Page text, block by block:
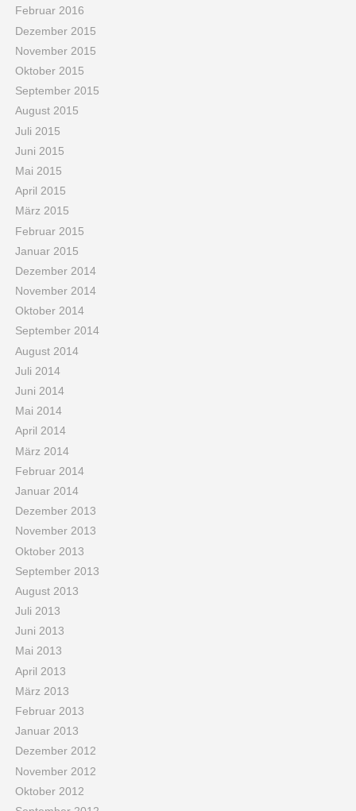
Februar 2016
Dezember 2015
November 2015
Oktober 2015
September 2015
August 2015
Juli 2015
Juni 2015
Mai 2015
April 2015
März 2015
Februar 2015
Januar 2015
Dezember 2014
November 2014
Oktober 2014
September 2014
August 2014
Juli 2014
Juni 2014
Mai 2014
April 2014
März 2014
Februar 2014
Januar 2014
Dezember 2013
November 2013
Oktober 2013
September 2013
August 2013
Juli 2013
Juni 2013
Mai 2013
April 2013
März 2013
Februar 2013
Januar 2013
Dezember 2012
November 2012
Oktober 2012